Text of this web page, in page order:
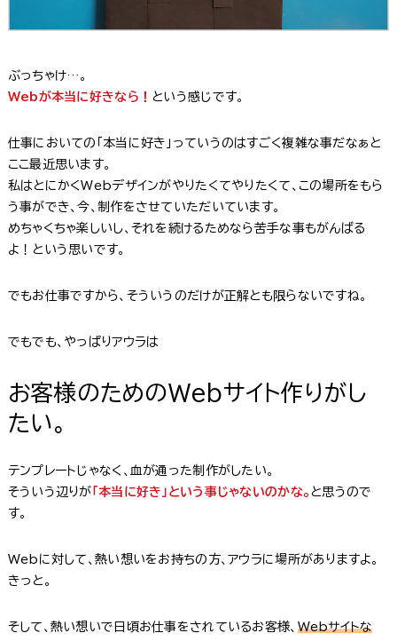
ぶっちゃけ…。
Webが本当に好きなら！ という感じです。
仕事においての「本当に好き」っていうのはすごく複雑な事だなぁと
ここ最近思います。
私はとにかくWebデザインがやりたくてやりたくて、この場所をもら
う事ができ、今、制作をさせていただいています。
めちゃくちゃ楽しいし、それを続けるためなら苦手な事もがんばる
よ！という思いです。
でもお仕事ですから、そういうのだけが正解とも限らないですね。
でもでも、やっぱりアウラは
お客様のためのWebサイト作りがし
たい。
テンプレートじゃなく、血が通った制作がしたい。
そういう辺りが「本当に好き」という事じゃないのかな。 と思うので
す。
Webに対して、熱い想いをお持ちの方、アウラに場所がありますよ。
きっと。
そして、熱い想いで日頃お仕事をされているお客様、 Webサイトな